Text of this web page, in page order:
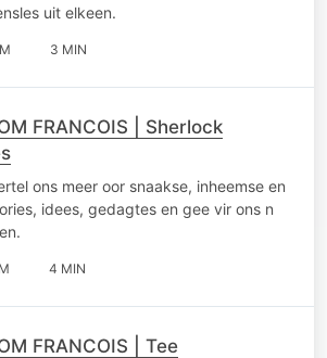
uit elkeen.
3 MIN
FRANCOIS | Sherlock
ons meer oor snaakse, inheemse en
idees, gedagtes en gee vir ons n
4 MIN
FRANCOIS | Tee